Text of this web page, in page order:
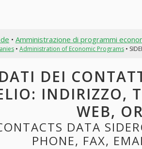
• Amministrazione di programmi
• Administration of Economic Programs•
DEI
INDIRIZZO,
WEB,
DATA
PHONE, FAX,